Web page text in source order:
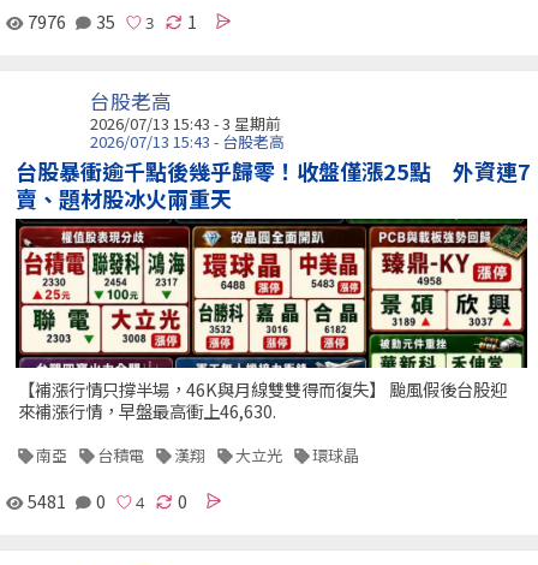
7976 35 1
台股老高
2026/07/13 15:43 - 3 星期前
2026/07/13 15:43 - 台股老高
台股暴衝逾千點後幾乎歸零！收盤僅漲25點 外資連7
賣、題材股冰火兩重天
【補漲行情只撐半場，46K與月線雙雙得而復失】 颱風假後台股迎
來補漲行情，早盤最高衝上46,630.
南亞 台積電 漢翔 大立光 環球晶
5481 0 0